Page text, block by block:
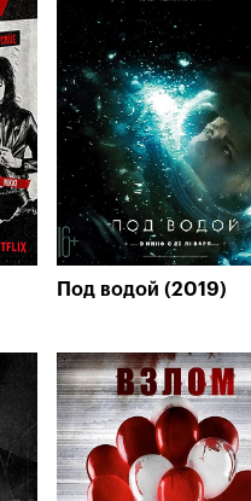
Под водой (2019)